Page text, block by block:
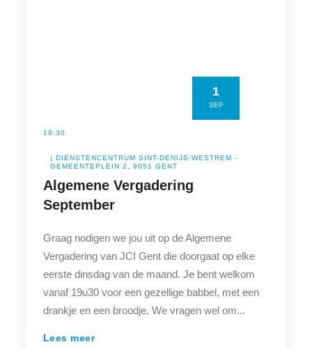
1
SEP
19:30
| DIENSTENCENTRUM SINT-DENIJS-WESTREM -
GEMEENTEPLEIN 2, 9051 GENT
Algemene Vergadering
September
Graag nodigen we jou uit op de Algemene
Vergadering van JCI Gent die doorgaat op elke
eerste dinsdag van de maand. Je bent welkom
vanaf 19u30 voor een gezellige babbel, met een
drankje en een broodje. We vragen wel om...
Lees meer